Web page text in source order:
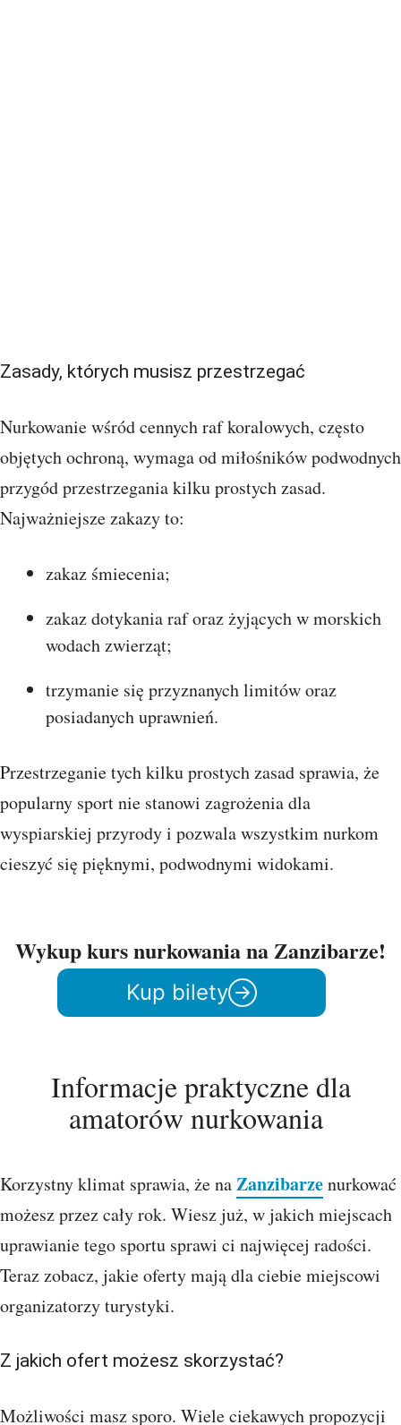
Zasady, których musisz przestrzegać
Nurkowanie wśród cennych raf koralowych, często
objętych ochroną, wymaga od miłośników podwodnych
przygód przestrzegania kilku prostych zasad.
Najważniejsze zakazy to:
zakaz śmiecenia;
zakaz dotykania raf oraz żyjących w morskich
wodach zwierząt;
trzymanie się przyznanych limitów oraz
posiadanych uprawnień.
Przestrzeganie tych kilku prostych zasad sprawia, że
popularny sport nie stanowi zagrożenia dla
wyspiarskiej przyrody i pozwala wszystkim nurkom
cieszyć się pięknymi, podwodnymi widokami.
Wykup kurs nurkowania na Zanzibarze!
Kup bilety
Informacje praktyczne dla
amatorów nurkowania
Korzystny klimat sprawia, że naZanzibarzenurkować
możesz przez cały rok. Wiesz już, w jakich miejscach
uprawianie tego sportu sprawi ci najwięcej radości.
Teraz zobacz, jakie oferty mają dla ciebie miejscowi
organizatorzy turystyki.
Z jakich ofert możesz skorzystać?
Możliwości masz sporo. Wiele ciekawych propozycji